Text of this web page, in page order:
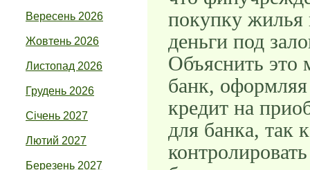
Вересень 2026
Жовтень 2026
Листопад 2026
Грудень 2026
Січень 2027
Лютий 2027
Березень 2027
покупку
деньги под
Объяснить это
банк, оформляя
кредит на
для банка, так